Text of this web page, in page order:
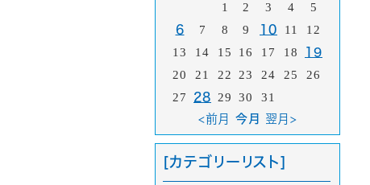
1
2 3 4 5
6 7 8 9 10 11
12
13
14 15 16 17 18 19
20 21 22 23 24 25
26
27
28 29 30 31
<前月 今月 翌月>
[カテゴリーリスト]